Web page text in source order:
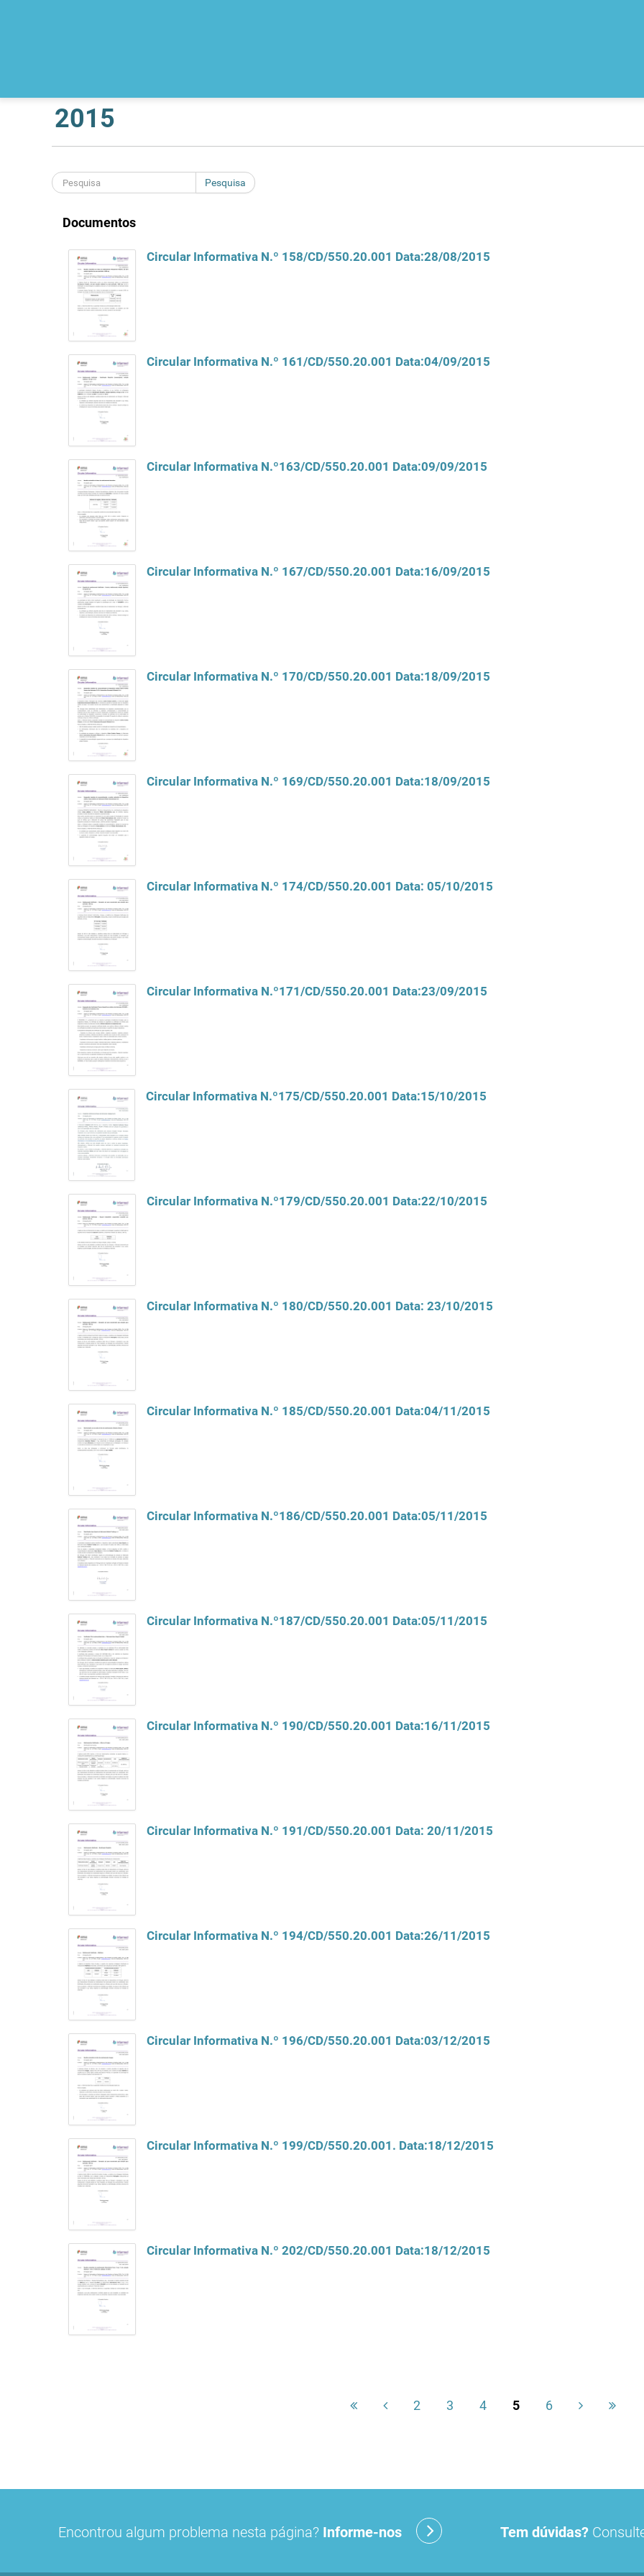
2015
Pesquisa
Documentos
Circular Informativa N.º 158/CD/550.20.001 Data:28/08/2015
Circular Informativa N.º 161/CD/550.20.001 Data:04/09/2015
Circular Informativa N.º163/CD/550.20.001 Data:09/09/2015
Circular Informativa N.º 167/CD/550.20.001 Data:16/09/2015
Circular Informativa N.º 170/CD/550.20.001 Data:18/09/2015
Circular Informativa N.º 169/CD/550.20.001 Data:18/09/2015
Circular Informativa N.º 174/CD/550.20.001 Data: 05/10/2015
Circular Informativa N.º171/CD/550.20.001 Data:23/09/2015
Circular Informativa N.º175/CD/550.20.001 Data:15/10/2015
Circular Informativa N.º179/CD/550.20.001 Data:22/10/2015
Circular Informativa N.º 180/CD/550.20.001 Data: 23/10/2015
Circular Informativa N.º 185/CD/550.20.001 Data:04/11/2015
Circular Informativa N.º186/CD/550.20.001 Data:05/11/2015
Circular Informativa N.º187/CD/550.20.001 Data:05/11/2015
Circular Informativa N.º 190/CD/550.20.001 Data:16/11/2015
Circular Informativa N.º 191/CD/550.20.001 Data: 20/11/2015
Circular Informativa N.º 194/CD/550.20.001 Data:26/11/2015
Circular Informativa N.º 196/CD/550.20.001 Data:03/12/2015
Circular Informativa N.º 199/CD/550.20.001. Data:18/12/2015
Circular Informativa N.º 202/CD/550.20.001 Data:18/12/2015
2 3 4 5 6
Encontrou algum problema nesta página? Informe-nos Tem dúvidas?